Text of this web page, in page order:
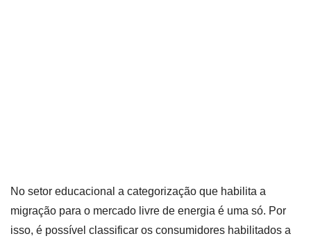
No setor educacional a categorização que habilita a
migração para o mercado livre de energia é uma só. Por
isso, é possível classificar os consumidores habilitados a